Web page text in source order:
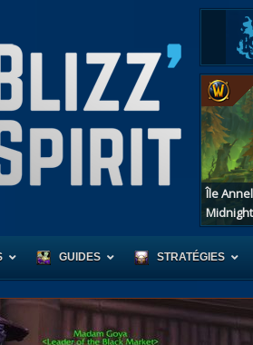
Île
Midnight
GUIDES STRATÉGIES